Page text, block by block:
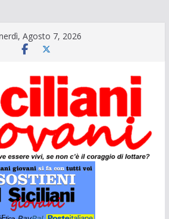
Agosto 7, 2026